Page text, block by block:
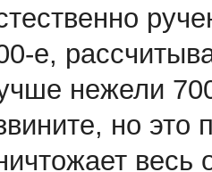
е,
нежели
но
весь